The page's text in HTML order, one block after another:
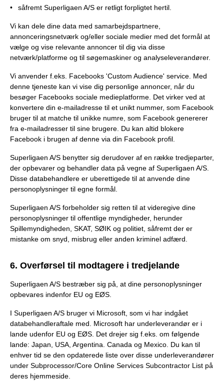
såfremt Superligaen A/S er retligt forpligtet hertil.
Vi kan dele dine data med samarbejdspartnere,
annonceringsnetværk og/eller sociale medier med det formål at
vælge og vise relevante annoncer til dig via disse
netværk/platforme og til søgemaskiner og analyseleverandører.
Vi anvender f.eks. Facebooks 'Custom Audience' service. Med
denne tjeneste kan vi vise dig personlige annoncer, når du
besøger Facebooks sociale medieplatforme. Det virker ved at
konvertere din e-mailadresse til et unikt nummer, som Facebook
bruger til at matche til unikke numre, som Facebook genererer
fra e-mailadresser til sine brugere. Du kan altid blokere
Facebook i brugen af denne via din Facebook profil.
Superligaen A/S benytter sig derudover af en række tredjeparter,
der opbevarer og behandler data på vegne af Superligaen A/S.
Disse databehandlere er uberettigede til at anvende dine
personoplysninger til egne formål.
Superligaen A/S forbeholder sig retten til at videregive dine
personoplysninger til offentlige myndigheder, herunder
Spillemyndigheden, SKAT, SØIK og politiet, såfremt der er
mistanke om snyd, misbrug eller anden kriminel adfærd.
6. Overførsel til modtagere i tredjelande
Superligaen A/S bestræber sig på, at dine personoplysninger
opbevares indenfor EU og EØS.
I Superligaen A/S bruger vi Microsoft, som vi har indgået
databehandleraftale med. Microsoft har underleverandør er i
lande udenfor EU og EØS. Det drejer sig f.eks. om følgende
lande: Japan, USA, Argentina. Canada og Mexico. Du kan til
enhver tid se den opdaterede liste over disse underleverandører
under Subprocessor/Core Online Services Subcontractor List på
deres hjemmeside.